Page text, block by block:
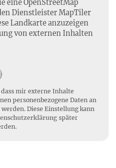
eine OpenStreetMap
Dienstleister MapTiler
Landkarte anzuzeigen
von externen Inhalten
mir externe Inhalte
personenbezogene Daten an
Diese Einstellung kann
später